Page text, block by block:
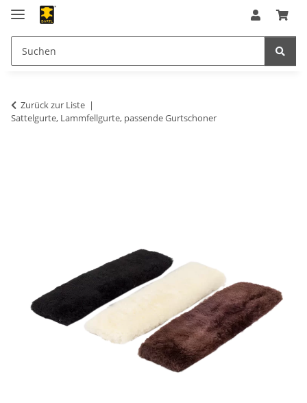
Zurück zur Liste
Sattelgurte, Lammfellgurte, passende Gurtschoner